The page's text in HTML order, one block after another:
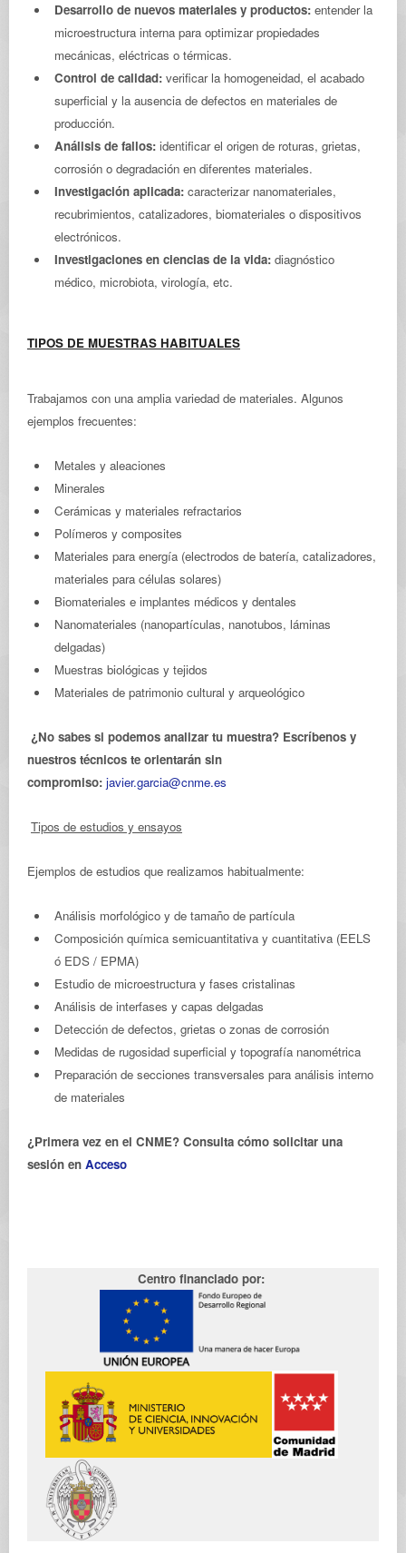
Desarrollo de nuevos materiales y productos: entender la
microestructura interna para optimizar propiedades
mecánicas, eléctricas o térmicas.
Control de calidad: verificar la homogeneidad, el acabado
superficial y la ausencia de defectos en materiales de
producción.
Análisis de fallos: identificar el origen de roturas, grietas,
corrosión o degradación en diferentes materiales.
Investigación aplicada: caracterizar nanomateriales,
recubrimientos, catalizadores, biomateriales o dispositivos
electrónicos.
Investigaciones en ciencias de la vida: diagnóstico
médico, microbiota, virología, etc.
TIPOS DE MUESTRAS HABITUALES
Trabajamos con una amplia variedad de materiales. Algunos
ejemplos frecuentes:
Metales y aleaciones
Minerales
Cerámicas y materiales refractarios
Polímeros y composites
Materiales para energía (electrodos de batería, catalizadores,
materiales para células solares)
Biomateriales e implantes médicos y dentales
Nanomateriales (nanopartículas, nanotubos, láminas
delgadas)
Muestras biológicas y tejidos
Materiales de patrimonio cultural y arqueológico
¿No sabes si podemos analizar tu muestra? Escríbenos y
nuestros técnicos te orientarán sin
compromiso: javier.garcia@cnme.es
Tipos de estudios y ensayos
Ejemplos de estudios que realizamos habitualmente:
Análisis morfológico y de tamaño de partícula
Composición química semicuantitativa y cuantitativa (EELS
ó EDS / EPMA)
Estudio de microestructura y fases cristalinas
Análisis de interfases y capas delgadas
Detección de defectos, grietas o zonas de corrosión
Medidas de rugosidad superficial y topografía nanométrica
Preparación de secciones transversales para análisis interno
de materiales
¿Primera vez en el CNME? Consulta cómo solicitar una
sesión en Acceso
Centro financiado por: